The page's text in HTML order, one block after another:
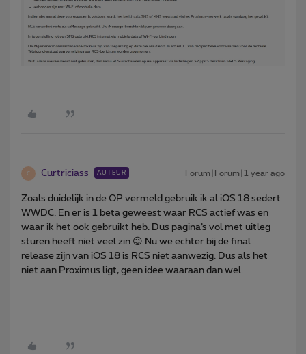
C Curtriciass AUTEUR Forum|Forum|1 year ago
Zoals duidelijk in de OP vermeld gebruik ik al iOS 18 sedert
WWDC. En er is 1 beta geweest waar RCS actief was en
waar ik het ook gebruikt heb. Dus pagina’s vol met uitleg
sturen heeft niet veel zin 😉 Nu we echter bij de final
release zijn van iOS 18 is RCS niet aanwezig. Dus als het
niet aan Proximus ligt, geen idee waaraan dan wel.